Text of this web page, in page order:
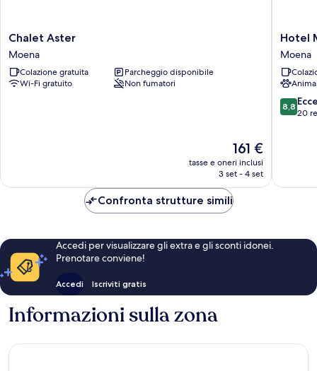
Chalet
Aster
Moena
Chalet Aster
Moena
Colazione gratuita
Parcheggio disponibile
Wi-Fi gratuito
Non fumatori
Il
prezzo
attuale
161 €
161 €
tasse e oneri inclusi
3 set - 4 set
Hotel
Moena
Moena
Hotel
Moena
8.8
su
8,8
20
Confronta strutture simili
Accedi per visualizzare gli extra e gli sconti idonei.
Prenotare conviene!
Accedi Iscriviti gratis
Informazioni sulla zona